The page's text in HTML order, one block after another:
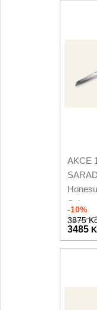
AKCE
Seburo
-10%
3875
3485